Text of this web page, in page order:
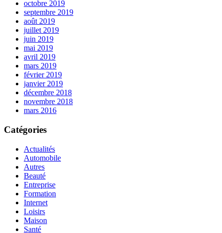
octobre 2019
septembre 2019
août 2019
juillet 2019
juin 2019
mai 2019
avril 2019
mars 2019
février 2019
janvier 2019
décembre 2018
novembre 2018
mars 2016
Catégories
Actualités
Automobile
Autres
Beauté
Entreprise
Formation
Internet
Loisirs
Maison
Santé